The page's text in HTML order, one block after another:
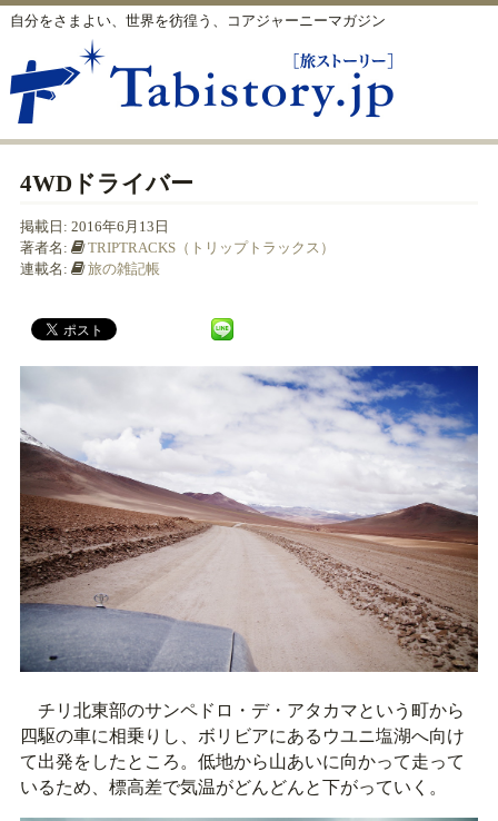
自分をさまよい、世界を彷徨う、コアジャーニーマガジン
4WDドライバー
掲載日: 2016年6月13日
著者名:
TRIPTRACKS（トリップトラックス）
連載名:
旅の雑記帳
チリ北東部のサンペドロ・デ・アタカマという町から
四駆の車に相乗りし、ボリビアにあるウユニ塩湖へ向け
て出発をしたところ。低地から山あいに向かって走って
いるため、標高差で気温がどんどんと下がっていく。